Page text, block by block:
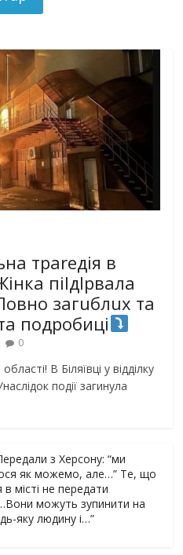
траrедія в
піlдlрвала
загuблuх та
подробиці
0
В Біляївці у відділку
події загинула
з Херсону: “ми
як можемо, але…” Те, що
місті не передати
можуть зупинити на
яку людину і…”